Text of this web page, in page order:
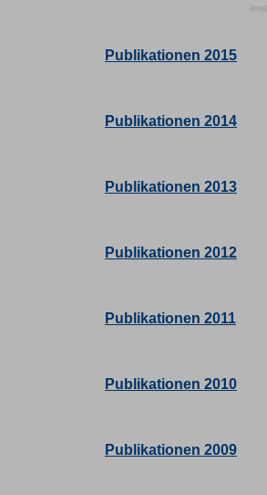
Publikationen 2015
Publikationen 2014
Publikationen 2013
Publikationen 2012
Publikationen 2011
Publikationen 2010
Publikationen 2009